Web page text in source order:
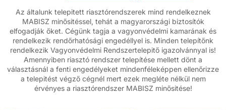
Az általunk telepitett riasztórendszerek mind rendelkeznek
MABISZ minősitéssel, tehát a magyarországi biztosítók
elfogadják őket. Cégünk tagja a vagyonvédelmi kamarának és
rendelkezik rendőrhatósági engedéllyel is. Minden telepítőnk
rendelkezik Vagyonvédelmi Rendszertelepitő igazolvánnyal is!
Amennyiben riasztó rendszer telepítése mellett dönt a
választásnál a fenti engedélyeket mindenféleképpen ellenőrizze
a telepitést végző cégnél mert ezek megléte nélkül nem
érvényes a riasztórendszer MABISZ minősitése!